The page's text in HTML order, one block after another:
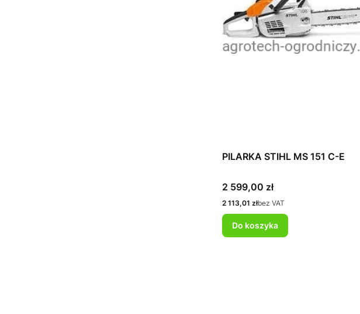
PILARKA STIHL MS 151 C-E
Cena
2 599,00 zł
Cena
2 113,01 złbez VAT
Do koszyka